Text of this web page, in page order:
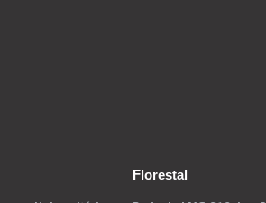
Florestal